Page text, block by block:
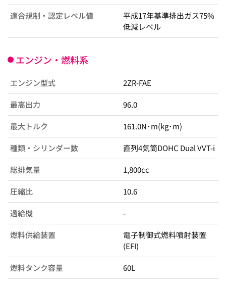
適合規制・認定レベル値
平成17年基準排出ガス75%
低減レベル
エンジン・燃料系
エンジン型式 2ZR-FAE
最高出力 96.0
最大トルク 161.0N･m(kg･m)
種類・シリンダー数 直列4気筒DOHC Dual VVT-i
総排気量 1,800cc
圧縮比 10.6
過給機 -
燃料供給装置
電子制御式燃料噴射装置
(EFI)
燃料タンク容量 60L